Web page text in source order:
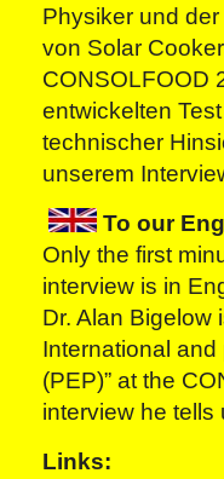
Physiker und
von Solar
CONSOLFOOD
entwickelten
technischer
unserem
To our
Only the first
interview is in
Dr. Alan Bigelow
International
(PEP)” at the
interview he tells
Links: